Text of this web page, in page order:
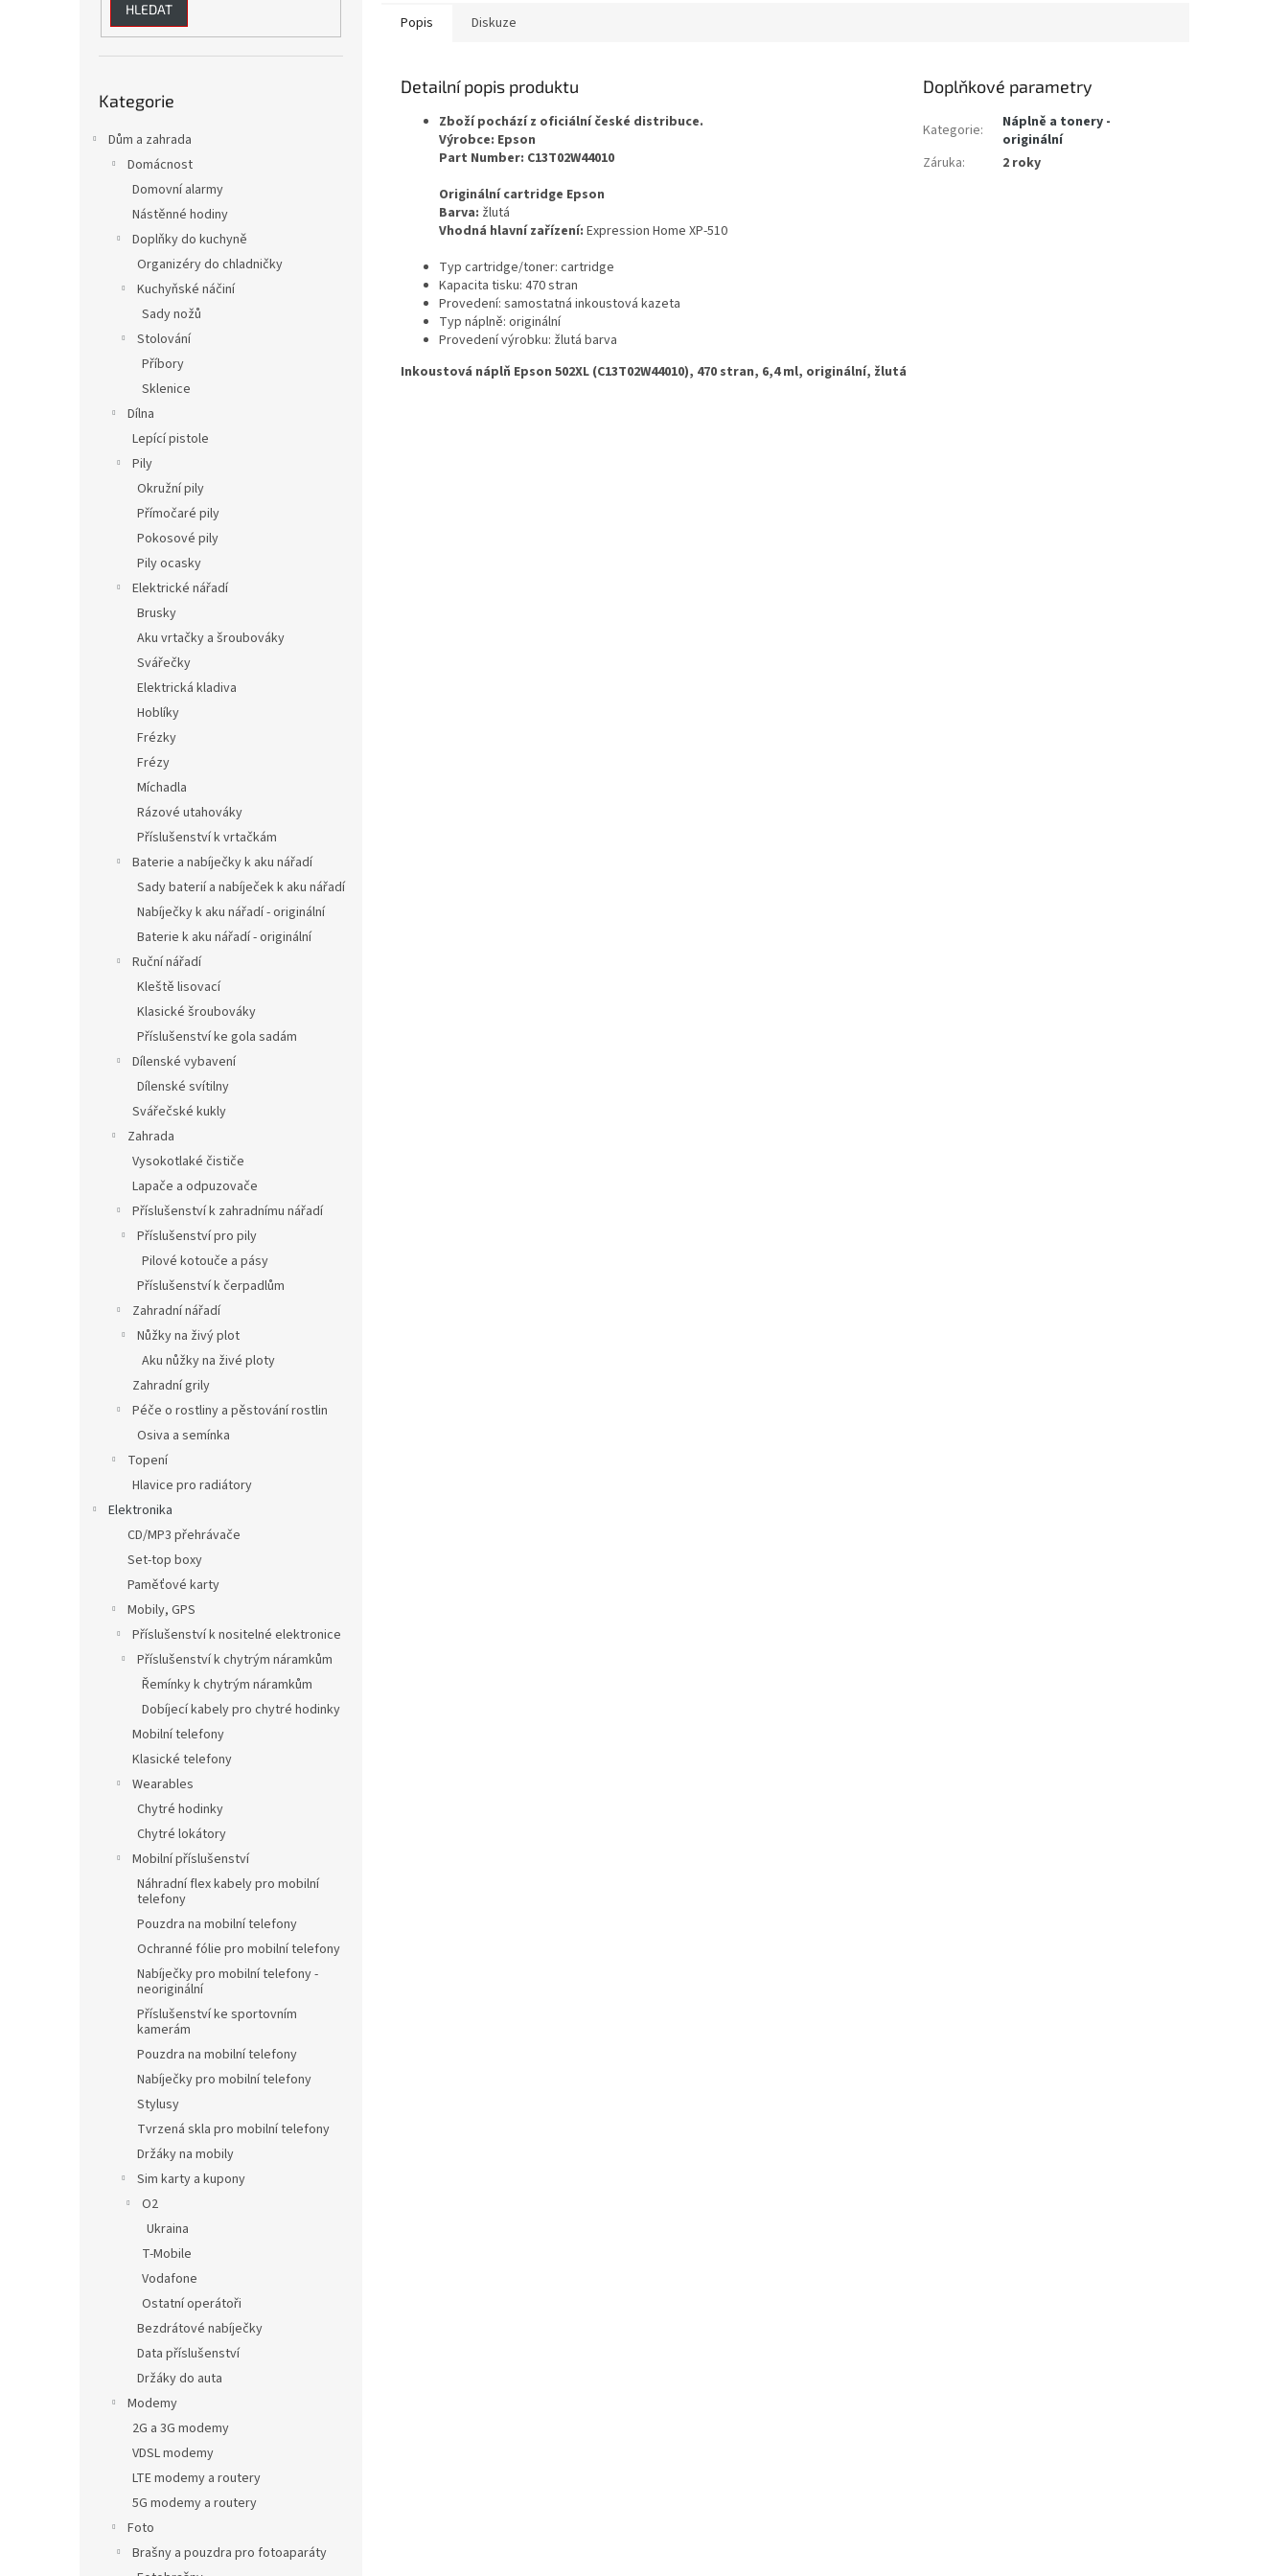
HLEDAT
kategorie
Kategorie
Dům a zahrada
Domácnost
Domovní alarmy
Nástěnné hodiny
Doplňky do kuchyně
Organizéry do chladničky
Kuchyňské náčiní
Sady nožů
Stolování
Příbory
Sklenice
Dílna
Lepící pistole
Pily
Okružní pily
Přímočaré pily
Pokosové pily
Pily ocasky
Elektrické nářadí
Brusky
Aku vrtačky a šroubováky
Svářečky
Elektrická kladiva
Hoblíky
Frézky
Frézy
Míchadla
Rázové utahováky
Příslušenství k vrtačkám
Baterie a nabíječky k aku nářadí
Sady baterií a nabíječek k aku nářadí
Nabíječky k aku nářadí - originální
Baterie k aku nářadí - originální
Ruční nářadí
Kleště lisovací
Klasické šroubováky
Příslušenství ke gola sadám
Dílenské vybavení
Dílenské svítilny
Svářečské kukly
Zahrada
Vysokotlaké čističe
Lapače a odpuzovače
Příslušenství k zahradnímu nářadí
Příslušenství pro pily
Pilové kotouče a pásy
Příslušenství k čerpadlům
Zahradní nářadí
Nůžky na živý plot
Aku nůžky na živé ploty
Zahradní grily
Péče o rostliny a pěstování rostlin
Osiva a semínka
Topení
Hlavice pro radiátory
Elektronika
CD/MP3 přehrávače
Set-top boxy
Paměťové karty
Mobily, GPS
Příslušenství k nositelné elektronice
Příslušenství k chytrým náramkům
Řemínky k chytrým náramkům
Dobíjecí kabely pro chytré hodinky
Mobilní telefony
Klasické telefony
Wearables
Chytré hodinky
Chytré lokátory
Mobilní příslušenství
Náhradní flex kabely pro mobilní
telefony
Pouzdra na mobilní telefony
Ochranné fólie pro mobilní telefony
Nabíječky pro mobilní telefony -
neoriginální
Příslušenství ke sportovním
kamerám
Pouzdra na mobilní telefony
Nabíječky pro mobilní telefony
Stylusy
Tvrzená skla pro mobilní telefony
Držáky na mobily
Sim karty a kupony
O2
Ukraina
T-Mobile
Vodafone
Ostatní operátoři
Bezdrátové nabíječky
Data příslušenství
Držáky do auta
Modemy
2G a 3G modemy
VDSL modemy
LTE modemy a routery
5G modemy a routery
Foto
Brašny a pouzdra pro fotoaparáty
Popis Diskuze
Detailní popis produktu
Zboží pochází z oficiální české distribuce.
Výrobce: Epson
Part Number: C13T02W44010
Originální cartridge Epson
Barva: žlutá
Vhodná hlavní zařízení: Expression Home XP-510
Typ cartridge/toner: cartridge
Kapacita tisku: 470 stran
Provedení: samostatná inkoustová kazeta
Typ náplně: originální
Provedení výrobku: žlutá barva
Inkoustová náplň Epson 502XL (C13T02W44010), 470 stran, 6,4 ml, originální, žlutá
Doplňkové parametry
Kategorie:
Náplně a tonery -
originální
Záruka: 2 roky